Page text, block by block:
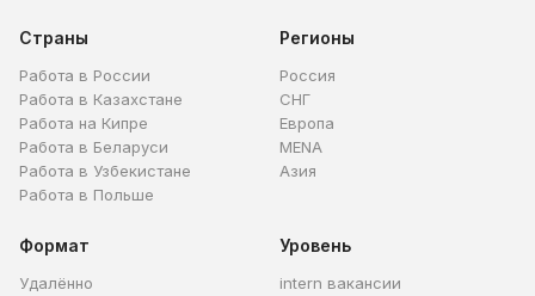
Страны
Работа в России
Работа в Казахстане
Работа на Кипре
Работа в Беларуси
Работа в Узбекистане
Работа в Польше
Регионы
Россия
СНГ
Европа
MENA
Азия
Формат
Удалённо
Уровень
intern вакансии